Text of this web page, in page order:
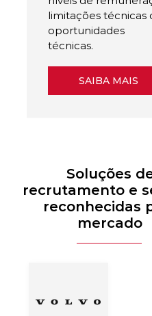
limitações técnicas
oportunidades
técnicas.
SAIBA MAIS
Soluções
recrutamento e
reconhecidas
mercado